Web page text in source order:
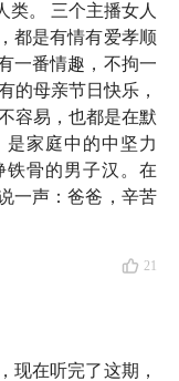
妈来一场久违的
。
的妈妈，母亲节
。 三个主播女人
都是有情有爱孝顺
一番情趣，不拘一
的母亲节日快乐，
容易，也都是在默
家庭中的中坚力
铁骨的男子汉。在
一声：爸爸，辛苦
21
现在听完了这期，